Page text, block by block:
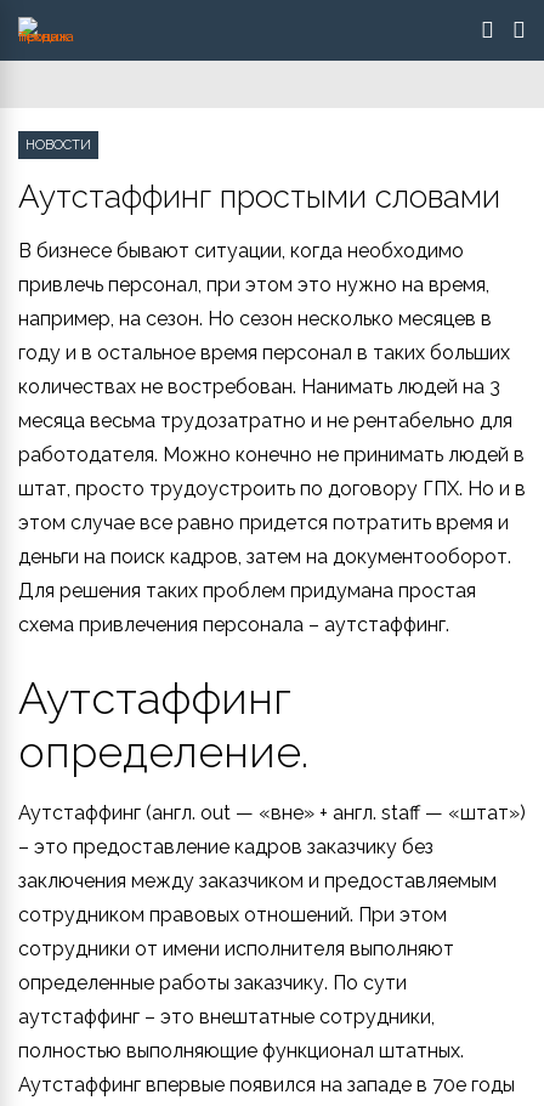
НОВОСТИ
Аутстаффинг простыми словами
В бизнесе бывают ситуации, когда необходимо
привлечь персонал, при этом это нужно на время,
например, на сезон. Но сезон несколько месяцев в
году и в остальное время персонал в таких больших
количествах не востребован. Нанимать людей на 3
месяца весьма трудозатратно и не рентабельно для
работодателя. Можно конечно не принимать людей в
штат, просто трудоустроить по договору ГПХ. Но и в
этом случае все равно придется потратить время и
деньги на поиск кадров, затем на документооборот.
Для решения таких проблем придумана простая
схема привлечения персонала – аутстаффинг.
Аутстаффинг
определение.
Аутстаффинг (англ. out — «вне» + англ. staff — «штат»)
– это предоставление кадров заказчику без
заключения между заказчиком и предоставляемым
сотрудником правовых отношений. При этом
сотрудники от имени исполнителя выполняют
определенные работы заказчику. По сути
аутстаффинг – это внештатные сотрудники,
полностью выполняющие функционал штатных.
Аутстаффинг впервые появился на западе в 70е годы